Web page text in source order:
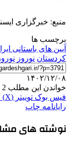
منبع: خبرگزاری
برچسب ها
آیین های باستانی
کردستان نوروز
۱۴۰۲/۱۲/۰۸
خواندن این مطلب 2 دقیقه زمان میبرد
فیس بوک توییتر (X)
رایانامه چاپ
نوشته های